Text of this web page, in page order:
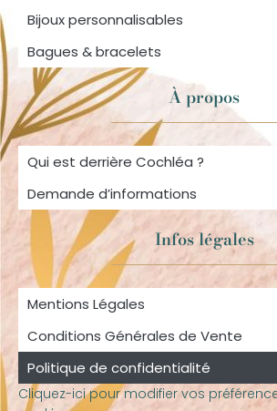
Bijoux personnalisables
Bagues & bracelets
À propos
Qui est derrière Cochléa ?
Demande d’informations
Infos légales
Mentions Légales
Conditions Générales de Vente
Politique de confidentialité
Cliquez-ici pour modifier vos